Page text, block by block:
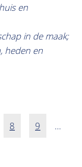
en
in de maak;
heden en
Pagina
8 Pagina
9
…